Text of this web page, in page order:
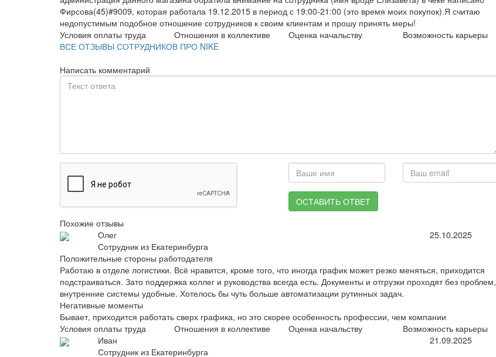
Фирсова(45)#9009, которая работала 19.12.2015 в период с 19:00-21:00 (это время моих покупок).Я считаю
недопустимым подобное отношение сотрудников к своим клиентам и прошу принять меры!
Условия оплаты труда
Отношения в коллективе Оценка начальству
Возможность карьеры
ВСЕ ОТЗЫВЫ СОТРУДНИКОВ ПРО NIKE
Написать комментарий
ОСТАВИТЬ ОТВЕТ
Похожие отзывы
Олег
Сотрудник из Екатеринбурга
25.10.2025
Положительные стороны работодателя
Работаю в отделе логистики. Всё нравится, кроме того, что иногда график может резко меняться, приходится
подстраиваться. Зато поддержка коллег и руководства всегда есть. Документы и отгрузки проходят без проблем,
внутренние системы удобные. Хотелось бы чуть больше автоматизации рутинных задач.
Негативные моменты
Бывает, приходится работать сверх графика, но это скорее особенность профессии, чем компании
Условия оплаты труда
Отношения в коллективе Оценка начальству
Возможность карьеры
Иван
Сотрудник из Екатеринбурга
21.09.2025